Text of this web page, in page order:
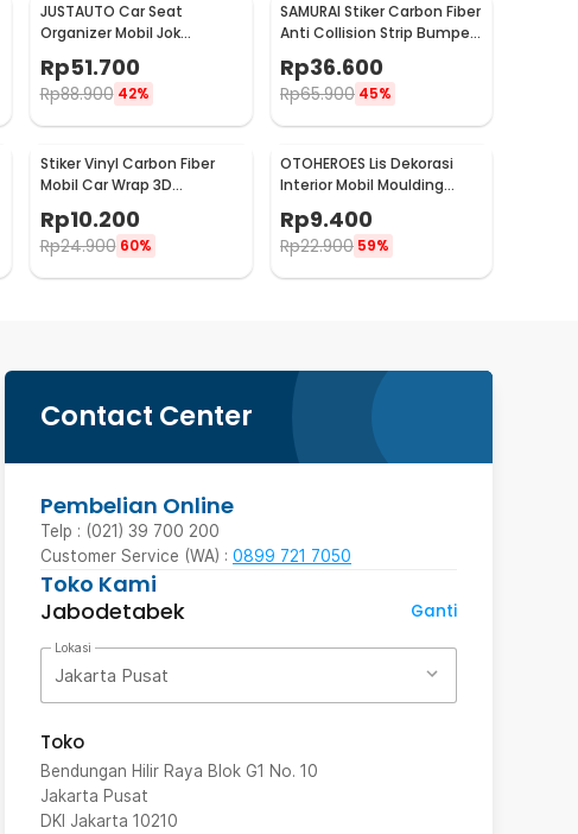
JUSTAUTO Car Seat
Organizer Mobil Jok
Barang Tisu - Z-354
Rp51.700
Rp88.900 42%
SAMURAI Stiker Carbon Fiber
Anti Collision Strip Bumper
Mobil 2.5M - TY354
Rp36.600
Rp65.900 45%
Stiker Vinyl Carbon Fiber
Mobil Car Wrap 3D
Rp10.200
Rp24.900 60%
OTOHEROES Lis Dekorasi
Interior Mobil Moulding
C3578
Rp9.400
Rp22.900 59%
Contact Center
Pembelian Online
Telp : (021) 39 700 200
Customer Service (WA) : 0899 721 7050
Toko Kami
Jabodetabek
Ganti
Lokasi
Jakarta Pusat
Toko
Bendungan Hilir Raya Blok G1 No. 10
Jakarta Pusat
DKI Jakarta 10210